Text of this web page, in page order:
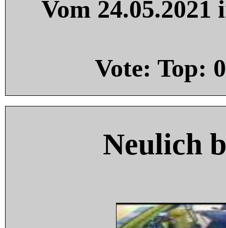
Vom
Vote: Top: 0
Neulich